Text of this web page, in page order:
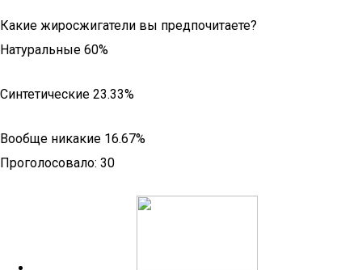
Какие жиросжигатели вы предпочитаете?
Натуральные 60%
Синтетические 23.33%
Вообще никакие 16.67%
Проголосовало: 30